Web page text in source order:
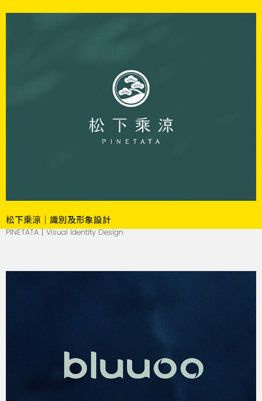
松下乘涼｜識別及形象設計
PINETATA｜Visual Identity Design